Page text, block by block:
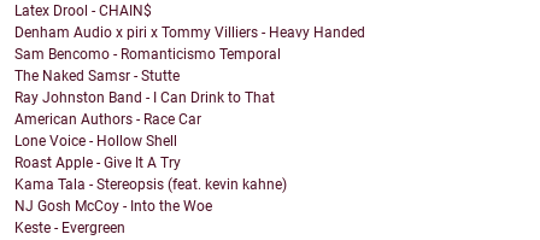
Latex Drool - CHAIN$
Denham Audio x piri x Tommy Villiers - Heavy Handed
Sam Bencomo - Romanticismo Temporal
The Naked Samsr - Stutte
Ray Johnston Band - I Can Drink to That
American Authors - Race Car
Lone Voice - Hollow Shell
Roast Apple - Give It A Try
Kama Tala - Stereopsis (feat. kevin kahne)
NJ Gosh McCoy - Into the Woe
Keste - Evergreen